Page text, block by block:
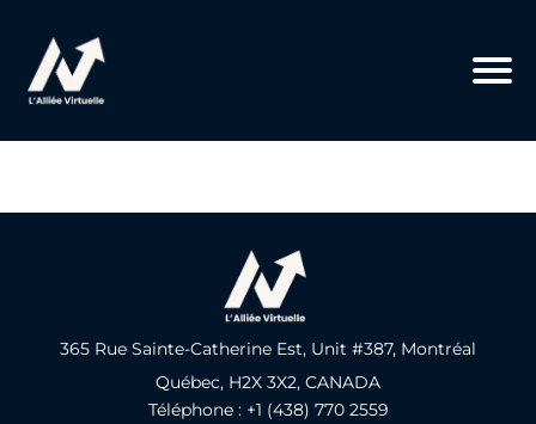
365 Rue Sainte-Catherine Est, Unit #387, Montréal
Québec, H2X 3X2, CANADA
Téléphone : +1 (438) 770 2559